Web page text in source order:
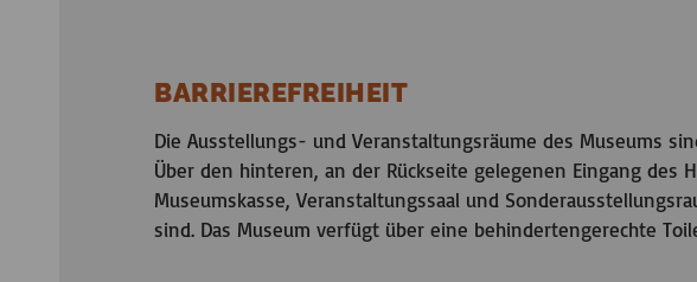
BARRIEREFREIHEIT
Die Ausstellungs- und Veranstaltungsräume des Museums
Über den hinteren, an der Rückseite gelegenen Eingang des
Museumskasse, Veranstaltungssaal und
sind. Das Museum verfügt über eine behindertengerechte